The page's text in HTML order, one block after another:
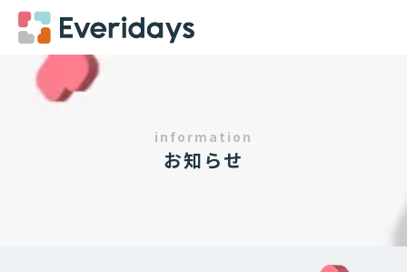
information
お知らせ